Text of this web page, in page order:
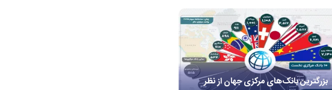
بزرگترین بانک‌های مرکزی جهان از نظر